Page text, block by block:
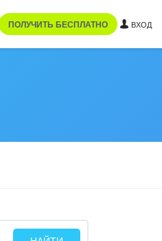
ПОЛУЧИТЬ БЕСПЛАТНО ВХОД